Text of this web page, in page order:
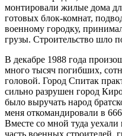
монтировали жилые дома
готовых блок-комнат,
военному городку,
грузы. Строительство шло
В декабре 1988 года
много тысяч погибших,
головой. Город Спитак
сильно разрушен город
было выручать народ
меня откомандировали в
Вместе со мной туда
часть военных строителей,